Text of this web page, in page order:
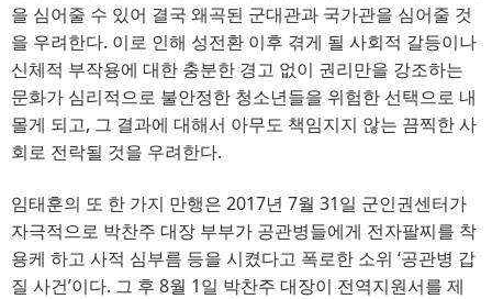
을 심어줄 수 있어 결국 왜곡된 군대관과 국가관을 심어줄 것
을 우려한다. 이로 인해 성전환 이후 겪게 될 사회적 갈등이나
신체적 부작용에 대한 충분한 경고 없이 권리만을 강조하는
문화가 심리적으로 불안정한 청소년들을 위험한 선택으로 내
몰게 되고, 그 결과에 대해서 아무도 책임지지 않는 끔찍한 사
회로 전락될 것을 우려한다.
임태훈의 또 한 가지 만행은 2017년 7월 31일 군인권센터가
자극적으로 박찬주 대장 부부가 공관병들에게 전자팔찌를 착
용케 하고 사적 심부름 등을 시켰다고 폭로한 소위 ‘공관병 갑
질 사건’이다. 그 후 8월 1일 박찬주 대장이 전역지원서를 제